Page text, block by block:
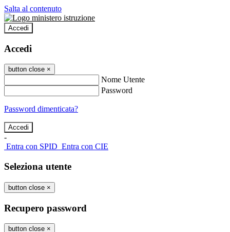
Salta al contenuto
Accedi
Accedi
button close ×
Nome Utente
Password
Password dimenticata?
-
Entra con SPID Entra con CIE
Seleziona utente
button close ×
Recupero password
button close ×